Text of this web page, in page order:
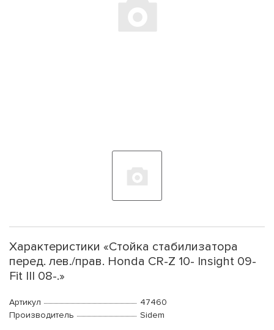
Характеристики «Стойка стабилизатора
перед. лев./прав. Honda CR-Z 10- Insight 09-
Fit III 08-.»
Артикул
47460
Производитель
Sidem